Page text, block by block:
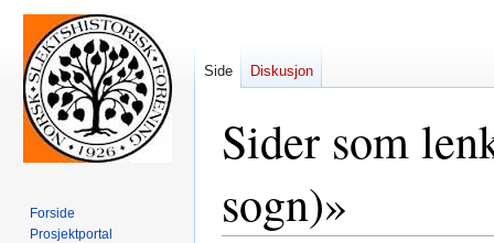
Sider som
sogn)»
Side Diskusjon
Forside
Prosjektportal